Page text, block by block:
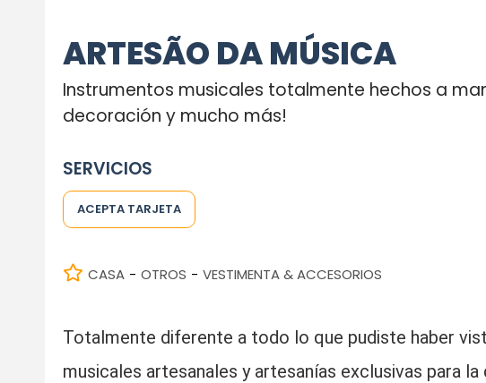
ARTESÃO DA MÚSICA
Instrumentos musicales totalmente hechos a
decoración y mucho más!
SERVICIOS
ACEPTA TARJETA
CASA - OTROS - VESTIMENTA & ACCESORIOS
Totalmente diferente a todo lo que pudiste haber
musicales artesanales y artesanías exclusivas para la